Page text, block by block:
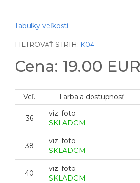
Tabulky veľkostí
FILTROVAŤ STRIH: K04
Cena: 19.00 EUR
Veľ. Farba a dostupnosť
36
viz. foto
SKLADOM
38
viz. foto
SKLADOM
40
viz. foto
SKLADOM